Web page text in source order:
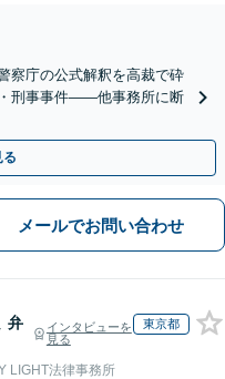
察庁の公式解釈を高裁で砕
刑事事件——他事務所に断
る
メールでお問い合わせ
弁
インタビューを
見る
東京都
LIGHT法律事務所